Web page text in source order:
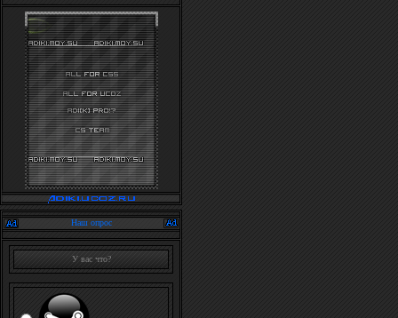
Наш опрос
У вас что?